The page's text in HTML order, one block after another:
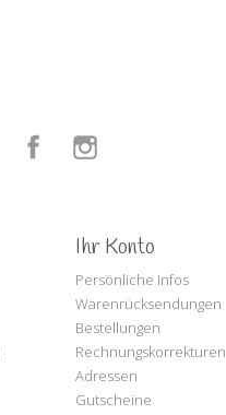
Facebook
Ihr Konto
Persönliche Infos
Warenrücksendungen
Bestellungen
Rechnungskorrekturen
Adressen
Gutscheine